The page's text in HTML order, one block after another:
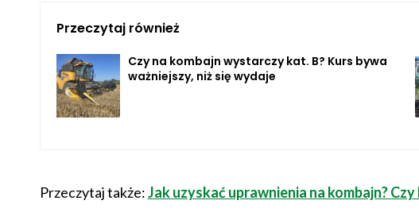
Przeczytaj również
Czy na kombajn wystarczy kat. B? Kurs bywa
ważniejszy, niż się wydaje
Przeczytaj także:Jak uzyskać uprawnienia na kombajn?